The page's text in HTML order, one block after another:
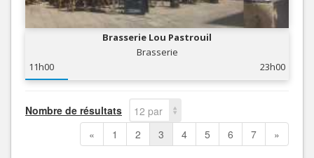
Brasserie Lou Pastrouil
Brasserie
11h00
23h00
Nombre de résultats
12 par
page
« 1 2 3 4 5 6 7 »